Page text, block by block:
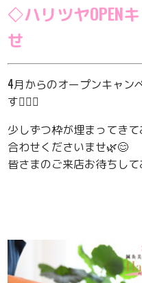
◇ハリツヤOPEN
せ
4月からのオープンキャン
す💁‍♀️✨
少しずつ枠が埋まってき
合わせくださいませ🌿😊
皆さまのご来店お待ちして